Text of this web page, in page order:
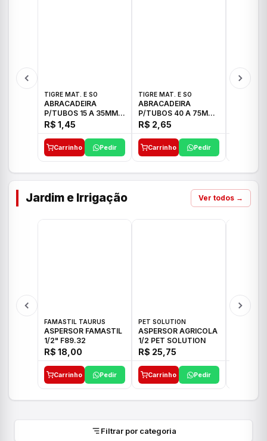
TIGRE MAT. E SO
ABRACADEIRA
P/TUBOS 15 A 35MM
TIGRE
R$ 1,45
Carrinho Pedir
TIGRE MAT. E SO
ABRACADEIRA
P/TUBOS 40 A 75MM
TIGRE
R$ 2,65
Carrinho Pedir
Jardim e Irrigação Ver todos →
FAMASTIL TAURUS
ASPERSOR FAMASTIL
1/2" F89.32
R$ 18,00
Carrinho Pedir
PET SOLUTION
ASPERSOR AGRICOLA
1/2 PET SOLUTION
R$ 25,75
Carrinho Pedir
Filtrar por categoria